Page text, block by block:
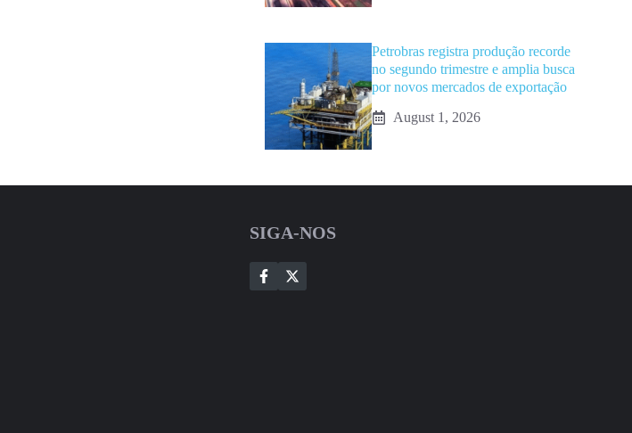
Petrobras registra produção recorde
no segundo trimestre e amplia busca
por novos mercados de exportação
August 1, 2026
SIGA-NOS